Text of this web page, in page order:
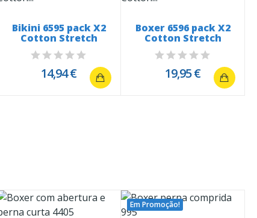
Bikini 6595 pack X2
Cotton Stretch
14,94 €
Boxer 6596 pack X2
Cotton Stretch
19,95 €
Em Promoção!